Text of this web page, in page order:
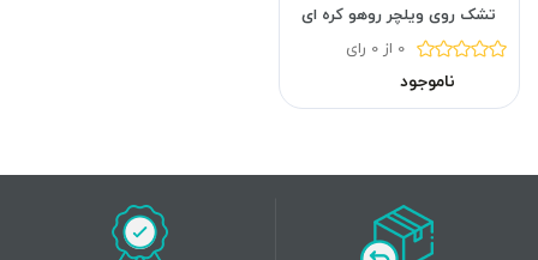
تشک روی ویلچر روهو کره ای
0 از 0 رای
ناموجود